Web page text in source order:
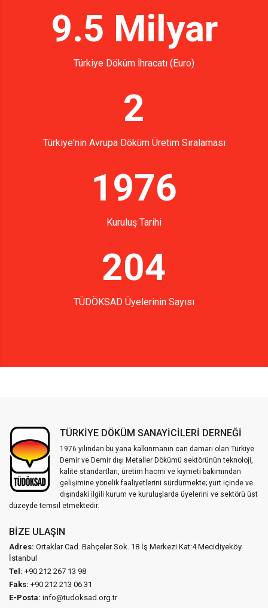
9.5 Milyar
Türkiye Döküm İhracatı (Euro)
2
Türkiye'nin Avrupa Döküm Üretim Sıralaması
1976
Kuruluş Tarihi
204
TÜDÖKSAD Üyelerinin Sayısı
TÜRKİYE DÖKÜM SANAYİCİLERİ DERNEĞİ
1976 yılından bu yana kalkınmanın can damarı olan Türkiye
Demir ve Demir dışı Metaller Dökümü sektörünün teknoloji,
kalite standartları, üretim hacmi ve kıymeti bakımından
gelişimine yönelik faaliyetlerini sürdürmekte; yurt içinde ve
dışındaki ilgili kurum ve kuruluşlarda üyelerini ve sektörü üst
düzeyde temsil etmektedir.
BIZE ULAŞIN
Adres: Ortaklar Cad. Bahçeler Sok. 18 İş Merkezi Kat:4 Mecidiyeköy
İstanbul
Tel: +90 212 267 13 98
Faks: +90 212 213 06 31
E-Posta: info@tudoksad.org.tr